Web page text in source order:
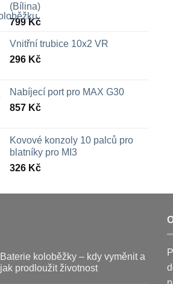
(Bílina)
799Kč
Vnitřní trubice 10x2 VR
296 Kč
Nabíjecí port pro MAX G30
857 Kč
Kovové konzoly 10 palců pro
blatníky pro MI3
326 Kč
Baterie koloběžky – kdy vyměnit a
jak prodloužit životnost